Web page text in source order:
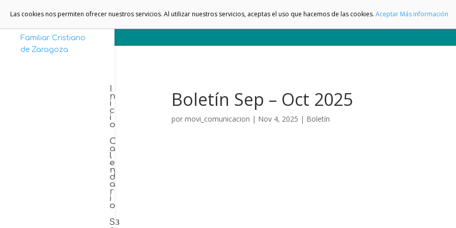
I
n
i
c
i
o
C
a
l
e
n
d
a
r
i
o
S
Boletín Sep – Oct 2025
por movi_comunicacion | Nov 4, 2025 | Boletín
Las cookies nos permiten ofrecer nuestros servicios. Al utilizar nuestros servicios, aceptas el uso que hacemos de las cookies. Aceptar Más información